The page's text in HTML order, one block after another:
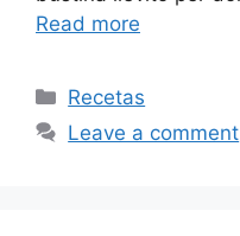
Read more
Categories
Recetas
Leave a comment